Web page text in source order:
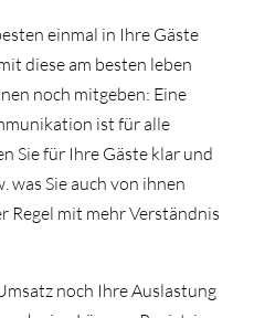
einmal in Ihre Gäste
diese am besten leben
noch mitgeben: Eine
ist für alle
Sie für Ihre Gäste klar und
was Sie auch von ihnen
Regel mit mehr Verständnis
noch Ihre Auslastung